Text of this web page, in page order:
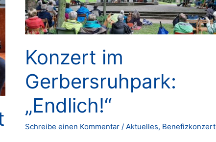
Konzert im
Gerbersruhpark:
„Endlich!“
Schreibe einen Kommentar / Aktuelles, Benefizkonzert